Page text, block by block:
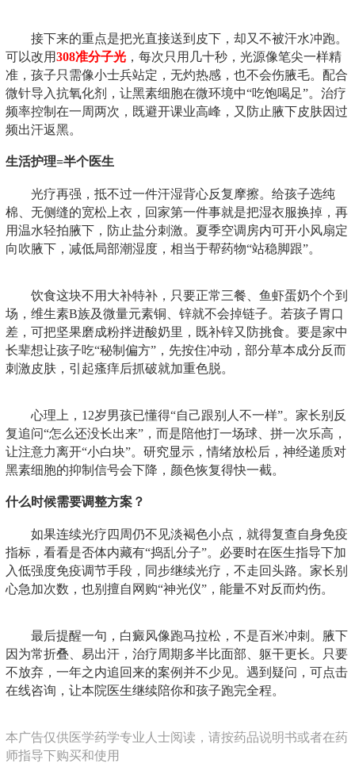
接下来的重点是把光直接送到皮下，却又不被汗水冲跑。
可以改用308准分子光 ，每次只用几十秒，光源像笔尖一样精
准，孩子只需像小士兵站定，无灼热感，也不会伤腋毛。配合
微针导入抗氧化剂，让黑素细胞在微环境中“吃饱喝足”。治疗
频率控制在一周两次，既避开课业高峰，又防止腋下皮肤因过
频出汗返黑。
生活护理=半个医生
光疗再强，抵不过一件汗湿背心反复摩擦。给孩子选纯
棉、无侧缝的宽松上衣，回家第一件事就是把湿衣服换掉，再
用温水轻拍腋下，防止盐分刺激。夏季空调房内可开小风扇定
向吹腋下，减低局部潮湿度，相当于帮药物“站稳脚跟”。
饮食这块不用大补特补，只要正常三餐、鱼虾蛋奶个个到
场，维生素B族及微量元素铜、锌就不会掉链子。若孩子胃口
差，可把坚果磨成粉拌进酸奶里，既补锌又防挑食。要是家中
长辈想让孩子吃“秘制偏方”，先按住冲动，部分草本成分反而
刺激皮肤，引起瘙痒后抓破就加重色脱。
心理上，12岁男孩已懂得“自己跟别人不一样”。家长别反
复追问“怎么还没长出来”，而是陪他打一场球、拼一次乐高，
让注意力离开“小白块”。研究显示，情绪放松后，神经递质对
黑素细胞的抑制信号会下降，颜色恢复得快一截。
什么时候需要调整方案？
如果连续光疗四周仍不见淡褐色小点，就得复查自身免疫
指标，看看是否体内藏有“捣乱分子”。必要时在医生指导下加
入低强度免疫调节手段，同步继续光疗，不走回头路。家长别
心急加次数，也别擅自网购“神光仪”，能量不对反而灼伤。
最后提醒一句，白癜风像跑马拉松，不是百米冲刺。腋下
因为常折叠、易出汗，治疗周期多半比面部、躯干更长。只要
不放弃，一年之内追回来的案例并不少见。遇到疑问，可点击
在线咨询，让本院医生继续陪你和孩子跑完全程。
本广告仅供医学药学专业人士阅读，请按药品说明书或者在药
师指导下购买和使用